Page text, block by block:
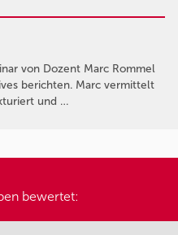
von Dozent Marc Rommel
berichten. Marc vermittelt
und …
bewertet: